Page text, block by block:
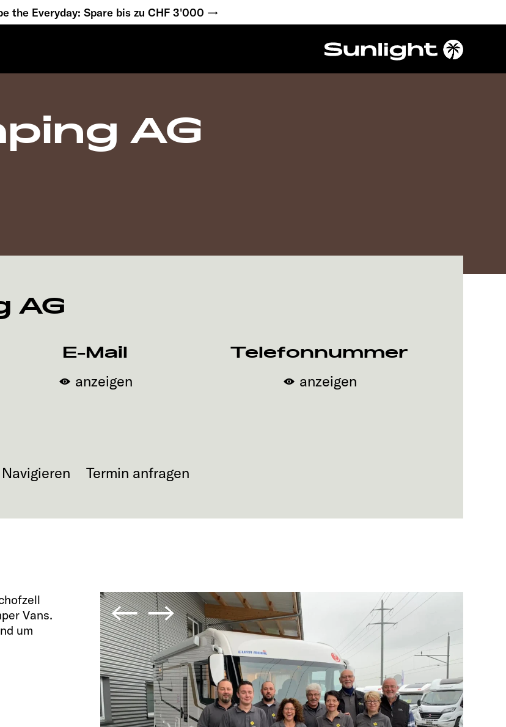
the Everyday: Spare bis zu CHF 3'000 →
AG
AG
E-Mail
anzeigen
Telefonnummer
anzeigen
Navigieren Termin anfragen
Vans.
um